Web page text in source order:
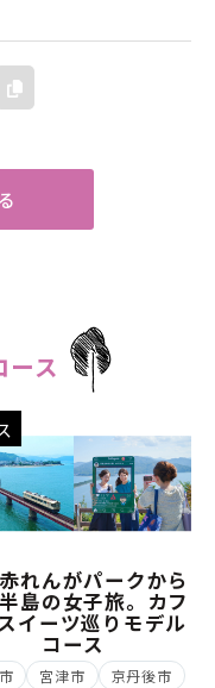
ース
れんがパークから
島の女子旅。カフ
イーツ巡りモデル
コース
宮津市
京丹後市